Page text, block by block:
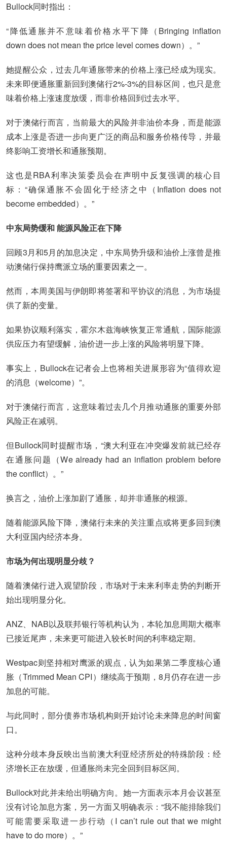
Bullock同时指出：
“降低通胀并不意味着价格水平下降（Bringing inflation
down does not mean the price level comes down）。”
她提醒公众，过去几年通胀带来的价格上涨已经成为现实。
未来即便通胀重新回到澳储行2%-3%的目标区间，也只是意
味着价格上涨速度放缓，而非价格回到过去水平。
对于澳储行而言，当前最大的风险并非油价本身，而是能源
成本上涨是否进一步向更广泛的商品和服务价格传导，并最
终影响工资增长和通胀预期。
这也是RBA利率决策委员会在声明中反复强调的核心目
标：“确保通胀不会固化于经济之中（Inflation does not
become embedded）。”
中东局势缓和 能源风险正在下降
回顾3月和5月的加息决定，中东局势升级和油价上涨曾是推
动澳储行保持鹰派立场的重要因素之一。
然而，本周美国与伊朗即将签署和平协议的消息，为市场提
供了新的变量。
如果协议顺利落实，霍尔木兹海峡恢复正常通航，国际能源
供应压力有望缓解，油价进一步上涨的风险将明显下降。
事实上，Bullock在记者会上也将相关进展形容为“值得欢迎
的消息（welcome）”。
对于澳储行而言，这意味着过去几个月推动通胀的重要外部
风险正在减弱。
但Bullock同时提醒市场，“澳大利亚在冲突爆发前就已经存
在通胀问题（We already had an inflation problem before
the conflict）。”
换言之，油价上涨加剧了通胀，却并非通胀的根源。
随着能源风险下降，澳储行未来的关注重点或将更多回到澳
大利亚国内经济本身。
市场为何出现明显分歧？
随着澳储行进入观望阶段，市场对于未来利率走势的判断开
始出现明显分化。
ANZ、NAB以及联邦银行等机构认为，本轮加息周期大概率
已接近尾声，未来更可能进入较长时间的利率稳定期。
Westpac则坚持相对鹰派的观点，认为如果第二季度核心通
胀（Trimmed Mean CPI）继续高于预期，8月仍存在进一步
加息的可能。
与此同时，部分债券市场机构则开始讨论未来降息的时间窗
口。
这种分歧本身反映出当前澳大利亚经济所处的特殊阶段：经
济增长正在放缓，但通胀尚未完全回到目标区间。
Bullock对此并未给出明确方向。她一方面表示本月会议甚至
没有讨论加息方案，另一方面又明确表示：“我不能排除我们
可能需要采取进一步行动（I can’t rule out that we might
have to do more）。”